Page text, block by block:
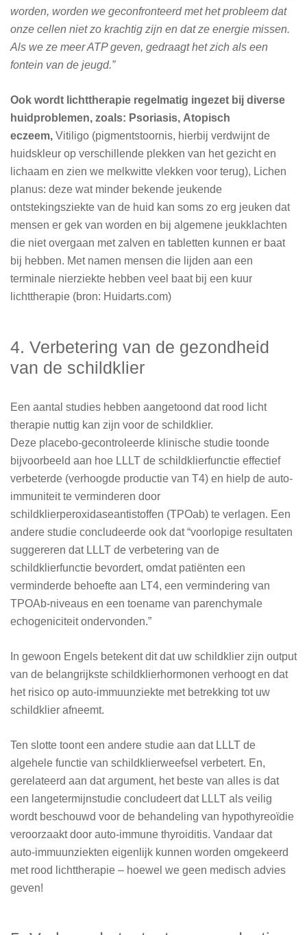
worden, worden we geconfronteerd met het probleem dat
onze cellen niet zo krachtig zijn en dat ze energie missen.
Als we ze meer ATP geven, gedraagt het zich als een
fontein van de jeugd.”
Ook wordt lichttherapie regelmatig ingezet bij diverse
huidproblemen, zoals: Psoriasis, Atopisch
eczeem, Vitiligo (pigmentstoornis, hierbij verdwijnt de
huidskleur op verschillende plekken van het gezicht en
lichaam en zien we melkwitte vlekken voor terug), Lichen
planus: deze wat minder bekende jeukende
ontstekingsziekte van de huid kan soms zo erg jeuken dat
mensen er gek van worden en bij algemene jeukklachten
die niet overgaan met zalven en tabletten kunnen er baat
bij hebben. Met namen mensen die lijden aan een
terminale nierziekte hebben veel baat bij een kuur
lichttherapie (bron: Huidarts.com)
4. Verbetering van de gezondheid
van de schildklier
Een aantal studies hebben aangetoond dat rood licht
therapie nuttig kan zijn voor de schildklier.
Deze placebo-gecontroleerde klinische studie toonde
bijvoorbeeld aan hoe LLLT de schildklierfunctie effectief
verbeterde (verhoogde productie van T4) en hielp de auto-
immuniteit te verminderen door
schildklierperoxidaseantistoffen (TPOab) te verlagen. Een
andere studie concludeerde ook dat “voorlopige resultaten
suggereren dat LLLT de verbetering van de
schildklierfunctie bevordert, omdat patiënten een
verminderde behoefte aan LT4, een vermindering van
TPOAb-niveaus en een toename van parenchymale
echogeniciteit ondervonden.”
In gewoon Engels betekent dit dat uw schildklier zijn output
van de belangrijkste schildklierhormonen verhoogt en dat
het risico op auto-immuunziekte met betrekking tot uw
schildklier afneemt.
Ten slotte toont een andere studie aan dat LLLT de
algehele functie van schildklierweefsel verbetert. En,
gerelateerd aan dat argument, het beste van alles is dat
een langetermijnstudie concludeert dat LLLT als veilig
wordt beschouwd voor de behandeling van hypothyreoïdie
veroorzaakt door auto-immune thyroiditis. Vandaar dat
auto-immuunziekten eigenlijk kunnen worden omgekeerd
met rood lichttherapie – hoewel we geen medisch advies
geven!